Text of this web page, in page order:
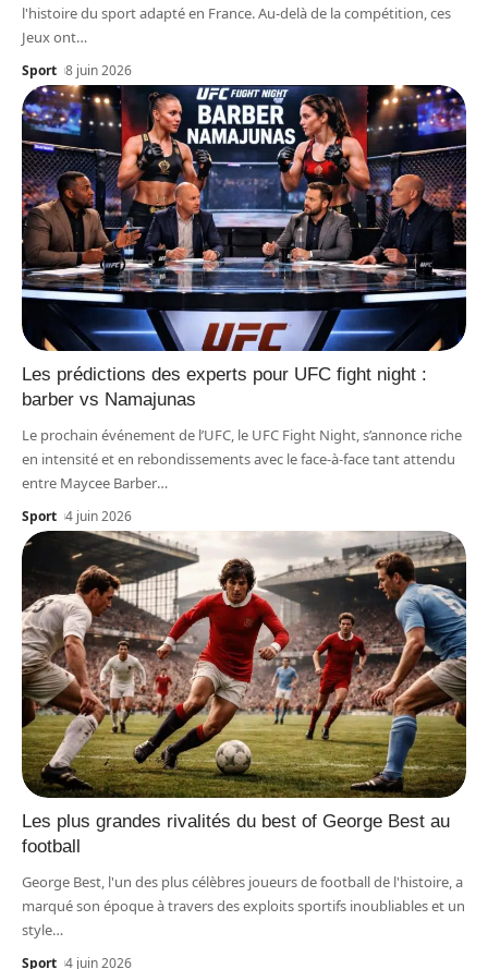
l'histoire du sport adapté en France. Au-delà de la compétition, ces
Jeux ont…
Sport 8 juin 2026
Les prédictions des experts pour UFC fight night :
barber vs Namajunas
Le prochain événement de l’UFC, le UFC Fight Night, s’annonce riche
en intensité et en rebondissements avec le face-à-face tant attendu
entre Maycee Barber…
Sport 4 juin 2026
Les plus grandes rivalités du best of George Best au
football
George Best, l'un des plus célèbres joueurs de football de l'histoire, a
marqué son époque à travers des exploits sportifs inoubliables et un
style…
Sport 4 juin 2026